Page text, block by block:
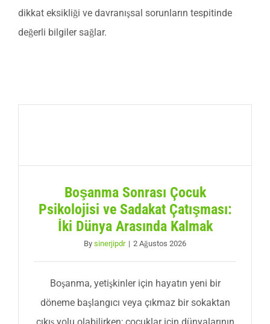
dikkat eksikliği ve davranışsal sorunların tespitinde
değerli bilgiler sağlar.
Boşanma Sonrası Çocuk
Psikolojisi ve Sadakat Çatışması:
İki Dünya Arasında Kalmak
By sinerjipdr | 2 Ağustos 2026
Boşanma, yetişkinler için hayatın yeni bir
döneme başlangıcı veya çıkmaz bir sokaktan